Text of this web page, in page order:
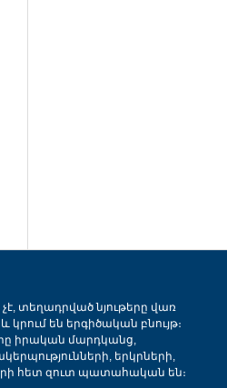
տեղադրված նյութերը վառ
կրում են երգիծական բնույթ։
իրական մարդկանց,
երկրների,
հետ զուտ պատահական են։